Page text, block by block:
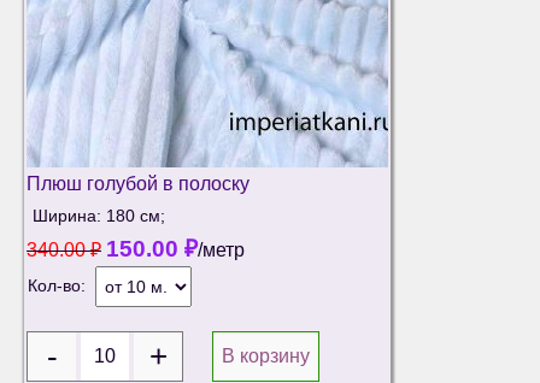
Плюш голубой в полоску
Ширина: 180 см;
340.00₽ 150.00 ₽/метр
Кол-во:
В корзину